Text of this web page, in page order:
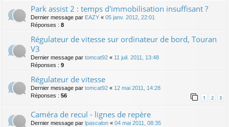
Park assist 2 : temps d'immobilisation insuffisant ?
Dernier message par EAZY « 05 janv. 2012, 22:01
Réponses : 8
Régulateur de vitesse sur ordinateur de bord, Touran
V3
Dernier message par tomcat92 « 11 juil. 2011, 13:48
Réponses : 9
Régulateur de vitesse
Dernier message par tomcat92 « 12 mai 2011, 14:28
Réponses : 56 1 2 3
Caméra de recul - lignes de repère
Dernier message par lpascalon « 04 mai 2011, 08:35